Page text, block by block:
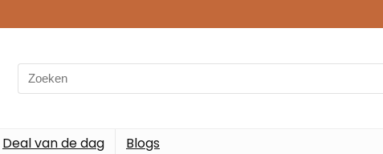
Search
for:
Deal van de dag Blogs